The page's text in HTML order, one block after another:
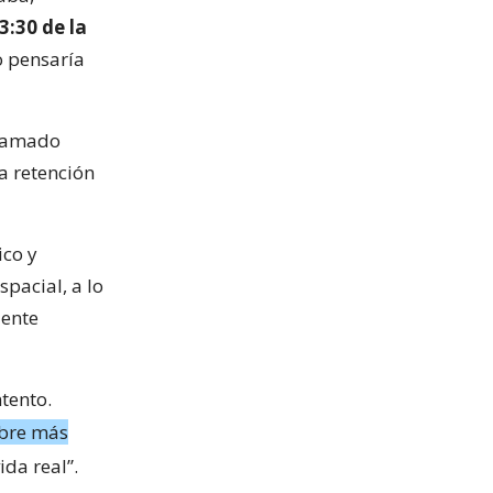
de la
pensaría
retención
y
a lo
más
real”.